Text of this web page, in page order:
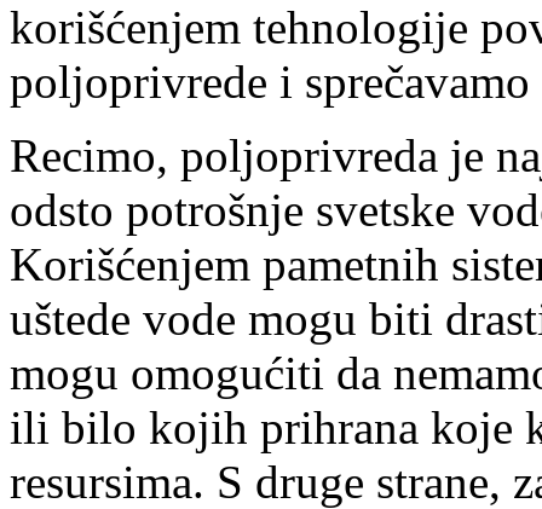
korišćenjem tehnologije
poljoprivrede i
Recimo, poljoprivreda je
odsto potrošnje svetske
Korišćenjem pametnih
uštede vode mogu biti
mogu omogućiti da
ili bilo kojih prihrana koje
resursima. S druge strane,